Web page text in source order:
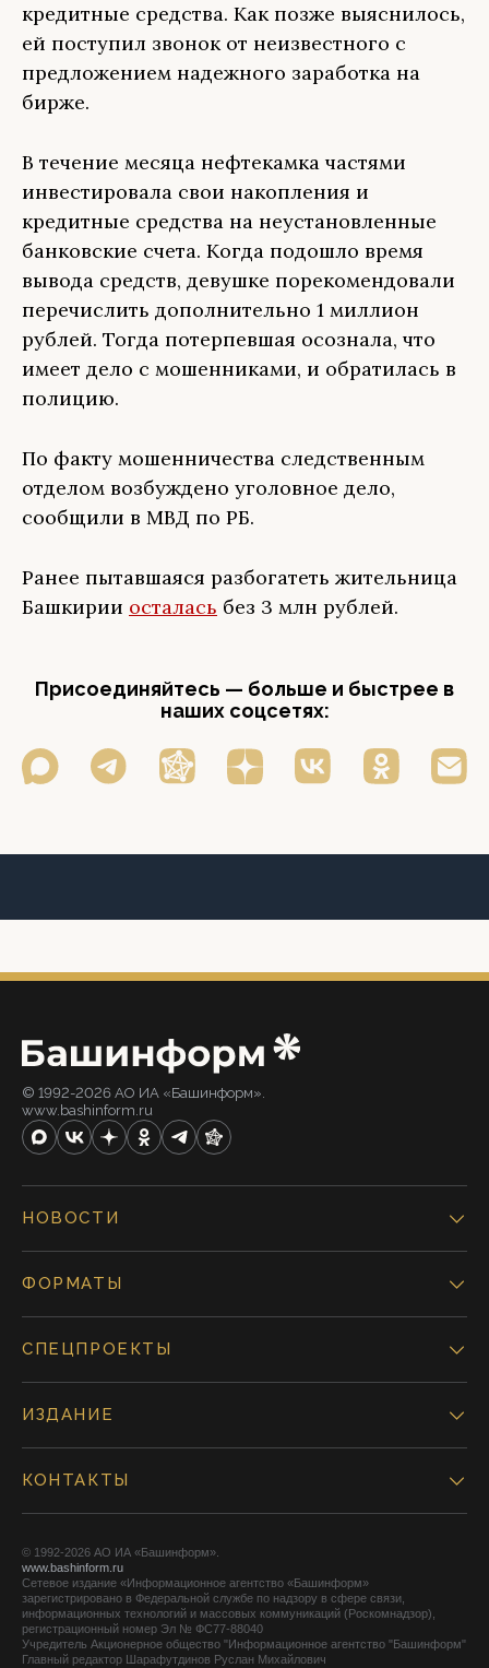
кредитные средства. Как позже выяснилось,
ей поступил звонок от неизвестного с
предложением надежного заработка на
бирже.
В течение месяца нефтекамка частями
инвестировала свои накопления и
кредитные средства на неустановленные
банковские счета. Когда подошло время
вывода средств, девушке порекомендовали
перечислить дополнительно 1 миллион
рублей. Тогда потерпевшая осознала, что
имеет дело с мошенниками, и обратилась в
полицию.
По факту мошенничества следственным
отделом возбуждено уголовное дело,
сообщили в МВД по РБ.
Ранее пытавшаяся разбогатеть жительница
Башкирии осталась без 3 млн рублей.
Присоединяйтесь — больше и быстрее в
наших соцсетях:
© 1992-2026 АО ИА «Башинформ».
www.bashinform.ru
НОВОСТИ
ФОРМАТЫ
СПЕЦПРОЕКТЫ
ИЗДАНИЕ
КОНТАКТЫ
© 1992-2026 АО ИА «Башинформ».
www.bashinform.ru
Сетевое издание «Информационное агентство «Башинформ»
зарегистрировано в Федеральной службе по надзору в сфере связи,
информационных технологий и массовых коммуникаций (Роскомнадзор),
регистрационный номер Эл № ФС77-88040
Учредитель Акционерное общество "Информационное агентство "Башинформ"
Главный редактор Шарафутдинов Руслан Михайлович